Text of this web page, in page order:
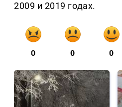
2009 и 2019 годах.
0 0 0